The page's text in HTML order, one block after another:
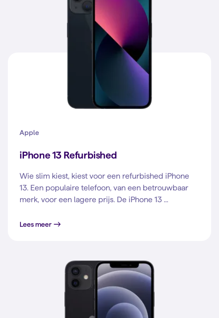
Apple
iPhone 13 Refurbished
Wie slim kiest, kiest voor een refurbished iPhone
13. Een populaire telefoon, van een betrouwbaar
merk, voor een lagere prijs. De iPhone 13 ...
Lees meer